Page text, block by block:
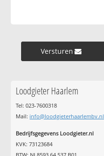
Versturen »
Loodgieter Haarlem
Tel: 023-7600318
Mail: info@loodgieterhaarlembv.nl
Bedrijfsgegevens Loodgieter.nl
KVK: 73123684